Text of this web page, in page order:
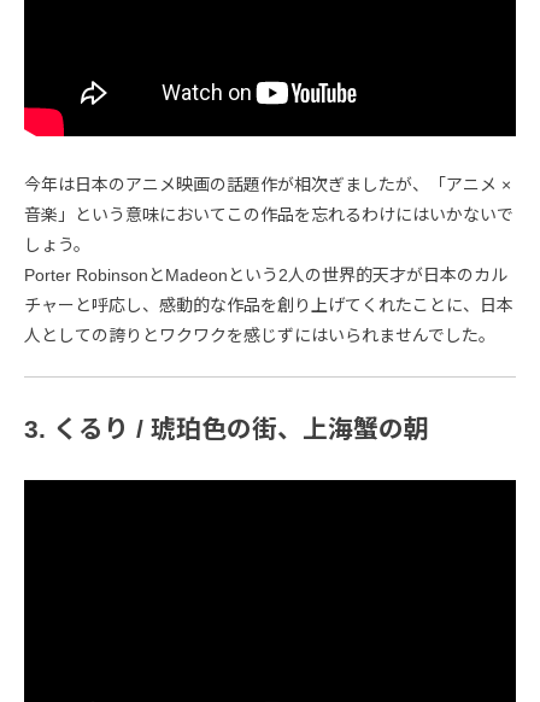
今年は日本のアニメ映画の話題作が相次ぎましたが、「アニメ ×
音楽」という意味においてこの作品を忘れるわけにはいかないで
しょう。
Porter RobinsonとMadeonという2人の世界的天才が日本のカル
チャーと呼応し、感動的な作品を創り上げてくれたことに、日本
人としての誇りとワクワクを感じずにはいられませんでした。
3. くるり / 琥珀色の街、上海蟹の朝